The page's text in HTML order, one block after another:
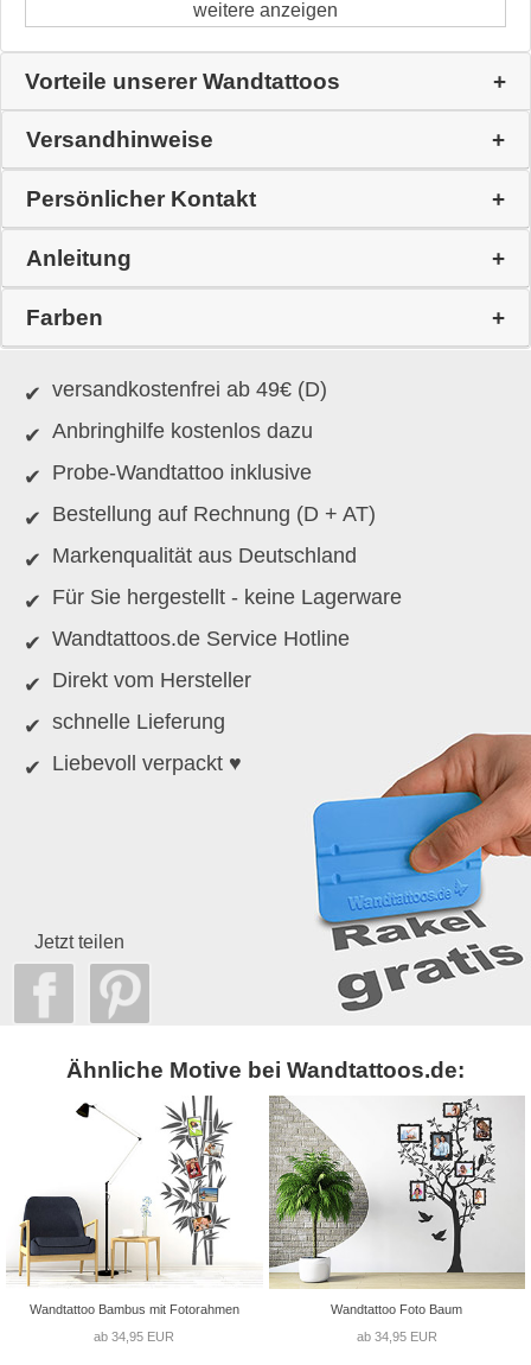
weitere anzeigen
Vorteile unserer Wandtattoos
Versandhinweise
Persönlicher Kontakt
Anleitung
Farben
versandkostenfrei ab 49€ (D)
Anbringhilfe kostenlos dazu
Probe-Wandtattoo inklusive
Bestellung auf Rechnung (D + AT)
Markenqualität aus Deutschland
Für Sie hergestellt - keine Lagerware
Wandtattoos.de Service Hotline
Direkt vom Hersteller
schnelle Lieferung
Liebevoll verpackt ♥
Jetzt teilen
Ähnliche Motive bei Wandtattoos.de:
Wandtattoo Bambus mit Fotorahmen
ab 34,95 EUR
Wandtattoo Foto Baum
ab 34,95 EUR